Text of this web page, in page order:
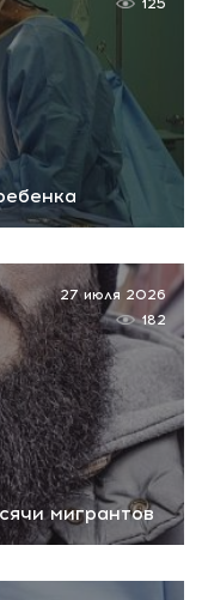
125
мигрантов
27 июля 2026
182